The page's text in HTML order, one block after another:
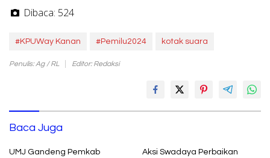
Dibaca: 524
#KPUWay Kanan #Pemilu2024 kotak suara
Penulis: Ag / RL Editor: Redaksi
Baca Juga
UMJ Gandeng Pemkab
Aksi Swadaya Perbaikan